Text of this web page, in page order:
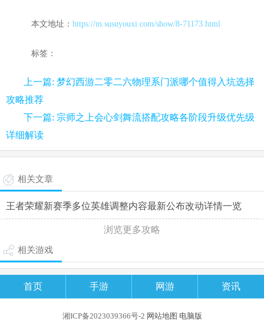
本文地址： https://m.susuyouxi.com/show/8-71173.html
标签：
上一篇: 梦幻西游二零二六物理系门派哪个值得入坑选择
攻略推荐
下一篇: 宗师之上会心剑舞流搭配攻略各阶段升级优先级
详细解读
相关文章
王者荣耀新赛季多位英雄调整内容最新公布改动详情一览
浏览更多攻略
相关游戏
首页 手游 网游 资讯
湘ICP备2023039366号-2 网站地图 电脑版